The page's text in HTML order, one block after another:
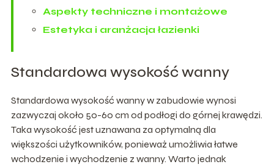
Aspekty techniczne i montażowe
Estetyka i aranżacja łazienki
Standardowa wysokość wanny
Standardowa wysokość wanny w zabudowie wynosi
zazwyczaj około 50-60 cm od podłogi do górnej krawędzi.
Taka wysokość jest uznawana za optymalną dla
większości użytkowników, ponieważ umożliwia łatwe
wchodzenie i wychodzenie z wanny. Warto jednak